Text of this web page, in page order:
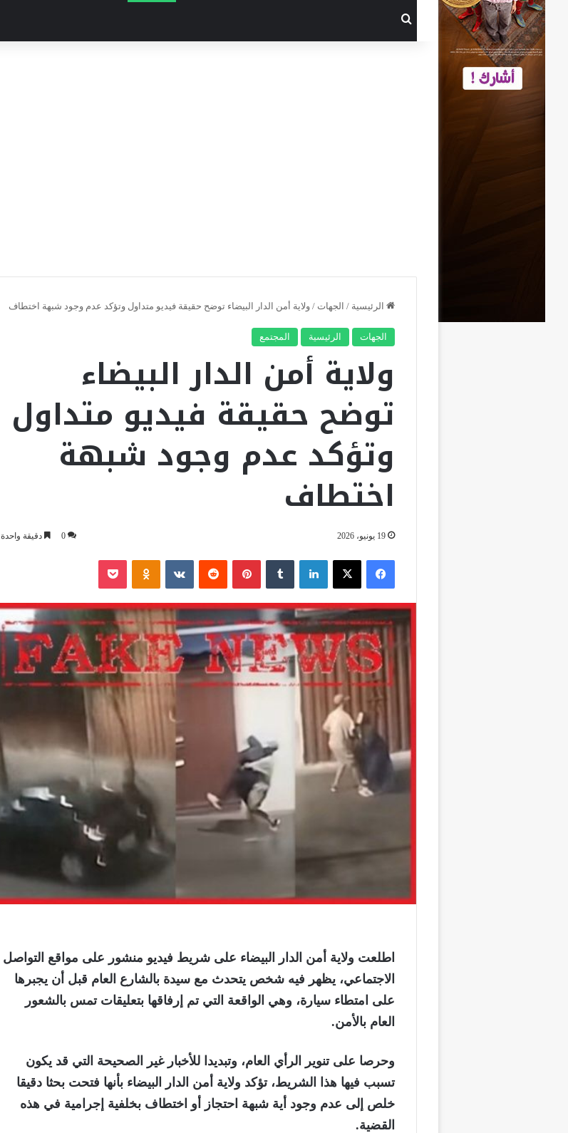
الرئيسية / الجهات / ولاية أمن الدار البيضاء توضح حقيقة فيديو متداول وتؤكد عدم وجود شبهة اختطاف
الجهات الرئيسية المجتمع
ولاية أمن الدار البيضاء
توضح حقيقة فيديو متداول
وتؤكد عدم وجود شبهة
اختطاف
19 يونيو، 2026 0 دقيقة واحدة
فيسبوك ‫X لينكدإن بينتيريست
اطلعت ولاية أمن الدار البيضاء على شريط فيديو منشور على مواقع التواصل
الاجتماعي، يظهر فيه شخص يتحدث مع سيدة بالشارع العام قبل أن يجبرها
على امتطاء سيارة، وهي الواقعة التي تم إرفاقها بتعليقات تمس بالشعور
العام بالأمن.
وحرصا على تنوير الرأي العام، وتبديدا للأخبار غير الصحيحة التي قد يكون
تسبب فيها هذا الشريط، تؤكد ولاية أمن الدار البيضاء بأنها فتحت بحثا دقيقا
خلص إلى عدم وجود أية شبهة احتجاز أو اختطاف بخلفية إجرامية في هذه
القضية.